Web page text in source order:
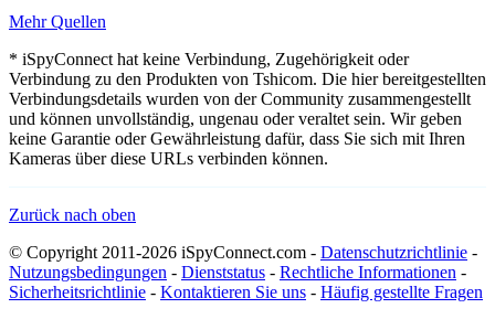
Mehr Quellen
* iSpyConnect hat keine Verbindung, Zugehörigkeit oder
Verbindung zu den Produkten von Tshicom. Die hier bereitgestellten
Verbindungsdetails wurden von der Community zusammengestellt
und können unvollständig, ungenau oder veraltet sein. Wir geben
keine Garantie oder Gewährleistung dafür, dass Sie sich mit Ihren
Kameras über diese URLs verbinden können.
Zurück nach oben
© Copyright 2011-2026 iSpyConnect.com - Datenschutzrichtlinie -
Nutzungsbedingungen - Dienststatus - Rechtliche Informationen -
Sicherheitsrichtlinie - Kontaktieren Sie uns - Häufig gestellte Fragen